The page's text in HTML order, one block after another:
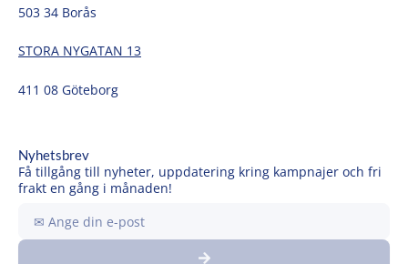
503 34 Borås
STORA NYGATAN 13
411 08 Göteborg
Nyhetsbrev
Få tillgång till nyheter, uppdatering kring kampnajer och fri
frakt en gång i månaden!
din
e-
Submit